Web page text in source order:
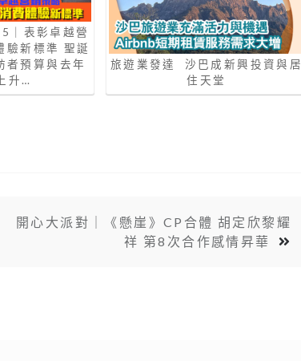
｜表彰卓越營
驗新標準 聖誕
者預算與去年
升…
旅遊業發達 沙巴成新興投資與居
住天堂
開心大派對｜《懸崖》CP合體 胡定欣黎耀
祥 第8次合作感情昇華